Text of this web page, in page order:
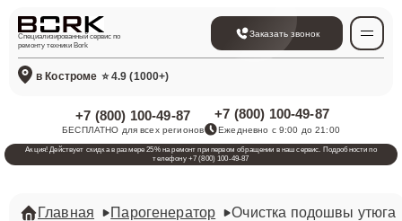
Специализированный сервис по
ремонту техники Bork
Заказать звонок
в Костроме ⭐ 4.9 (1000+)
+7 (800) 100-49-87
БЕСПЛАТНО для всех регионов
+7 (800) 100-49-87
Ежедневно с 9:00 до 21:00
Акция! Действует скидка в размере 25% на ремонт при первом обращении в наш сервис. Подробности по
телефону +7 (800) 100-49-87
Главная Парогенератор Очистка подошвы утюга